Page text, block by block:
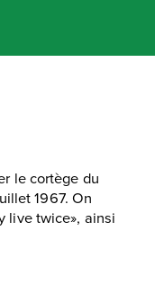
le cortège du
1967. On
live twice», ainsi